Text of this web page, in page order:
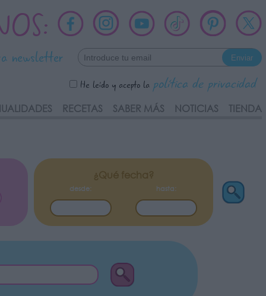
newsletter
He leído y acepto la política de privacidad
RECETAS SABER MÁS NOTICIAS TIENDA
desde: hasta: